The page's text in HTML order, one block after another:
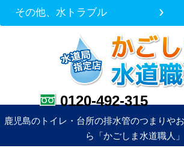
その他、水トラブル
0120-492-315
鹿児島のトイレ・台所の排水管のつまりや
ら「かごしま水道職人」